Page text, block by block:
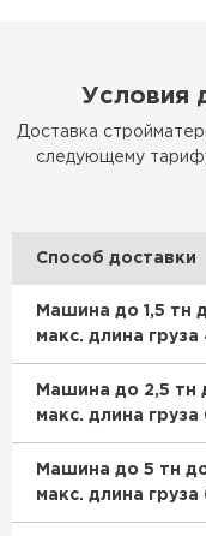
Условия
Доставка
следующему
Способ доставки
Машина до 1,5 тн
макс. длина груза
Машина до 2,5 тн
макс. длина груза
Машина до 5 тн
макс. длина груза